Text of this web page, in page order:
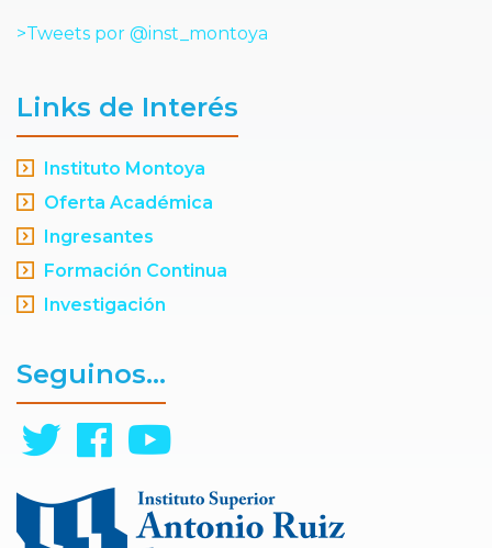
>Tweets por @inst_montoya
Links de Interés
Instituto Montoya
Oferta Académica
Ingresantes
Formación Continua
Investigación
Seguinos...